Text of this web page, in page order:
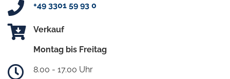
+49 3301 59 93 0
Verkauf
Montag bis Freitag
8.00 - 17.00 Uhr